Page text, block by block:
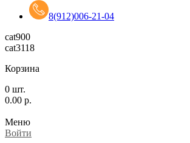
8(912)006-21-04
cat900
cat3118
Корзина
0 шт.
0.00 р.
Меню
Войти